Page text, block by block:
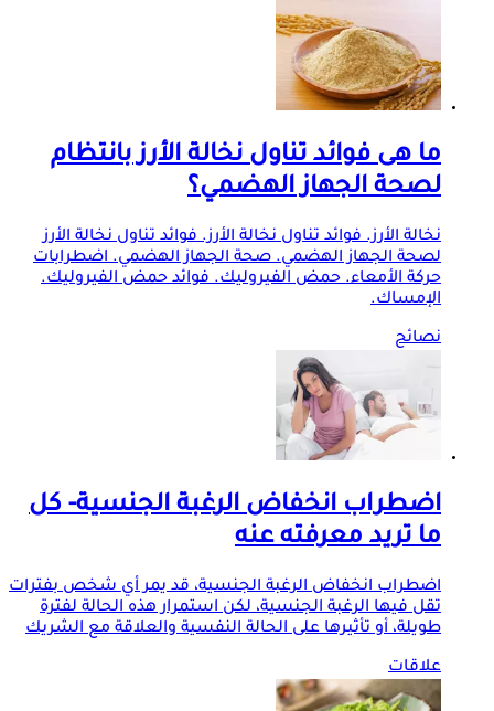
ما هى فوائد تناول نخالة الأرز بانتظام
لصحة الجهاز الهضمي؟
نخالة الأرز. فوائد تناول نخالة الأرز. فوائد تناول نخالة الأرز
لصحة الجهاز الهضمي. صحة الجهاز الهضمي. اضطرابات
حركة الأمعاء. حمض الفيروليك. فوائد حمض الفيروليك.
الإمساك.
نصائح
اضطراب انخفاض الرغبة الجنسية- كل
ما تريد معرفته عنه
اضطراب انخفاض الرغبة الجنسية، قد يمر أي شخص بفترات
تقل فيها الرغبة الجنسية، لكن استمرار هذه الحالة لفترة
طويلة، أو تأثيرها على الحالة النفسية والعلاقة مع الشريك
علاقات